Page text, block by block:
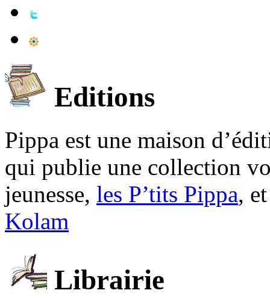
Editions
Pippa est une maison
qui publie une collection
jeunesse, les P’tits Pippa,
Kolam
Librairie